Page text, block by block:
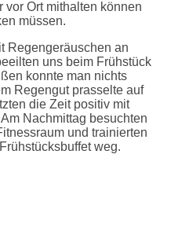
vor Ort mithalten können
müssen.
Regengeräuschen an
uns beim Frühstück
konnte man nichts
Regengut prasselte auf
die Zeit positiv mit
Nachmittag besuchten
und trainierten
weg.